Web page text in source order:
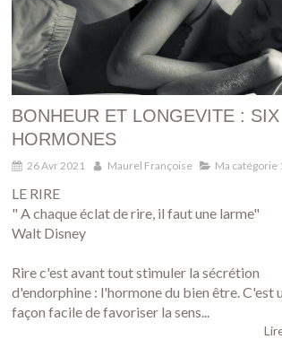
BONHEUR ET LONGEVITE : SIX
HORMONES
26 Avr 2021 Maurel Françoise Ma catégorie
LE RIRE
" A chaque éclat de rire, il faut une larme"
Walt Disney
Rire c'est avant tout stimuler la sécrétion
d'endorphine : l'hormone du bien être. C'est
façon facile de favoriser la sens...